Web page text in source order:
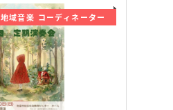
地域音楽 コーディネーター